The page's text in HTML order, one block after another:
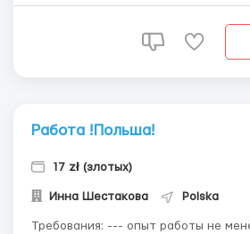
часов, пятидневка, но можн...
Работа !Польша!
17 zł (злотых)
Инна Шестакова Polska
Требования: --- опыт работы не